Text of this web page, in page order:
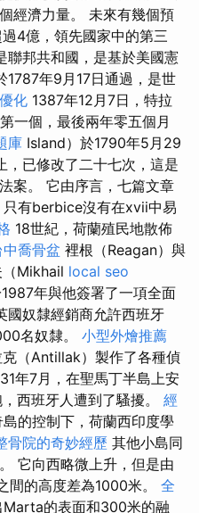
經濟力量。 未來有幾個預
4億，領先國家中的第三
聯邦共和國，是基於美國憲
1787年9月17日通過，是世
化 1387年12月7日，特拉
一個，最後兩年零五個月
庫 Island）於1790年5月29
，已修改了二十七次，這是
案。 它由序言，七篇文章
有berbice沒有在xvii中易
18世紀，荷蘭殖民地散佈
中喬骨盆 裡根（Reagan）與
（Mikhail local seo
年與他簽署了一項全面
國奴隸經銷商允許西班牙
名奴隸。 小型外燴推薦
（Antillak）製作了各種偵
年7月，在聖馬丁半島上安
西班牙人遭到了騷擾。 經
的控制下，荷蘭西印度學
骨院的奇妙經歷 其他小島同
它向西略微上升，但是由
間的高度差為1000米。 全
的表面和300米的融